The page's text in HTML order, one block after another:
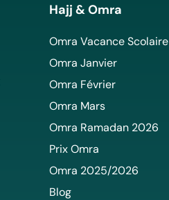
Hajj & Omra
Omra Vacance Scolaire
Omra Janvier
Omra Février
Omra Mars
Omra Ramadan 2026
Prix Omra
Omra 2025/2026
Blog